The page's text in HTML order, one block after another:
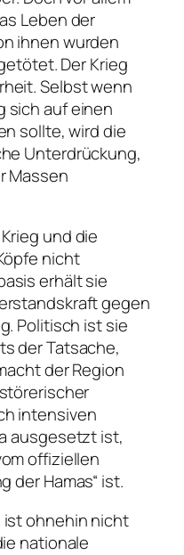
Leben der
ihnen wurden
Der Krieg
Selbst wenn
sich auf einen
sollte, wird die
Unterdrückung,
Massen
und die
nicht
erhält sie
gegen
Politisch ist sie
der Tatsache,
der Region
intensiven
ausgesetzt ist,
offiziellen
der Hamas“ ist.
ist ohnehin nicht
nationale